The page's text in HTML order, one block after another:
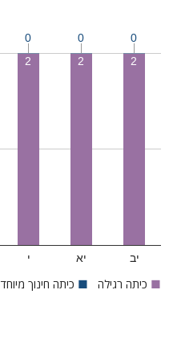
י יא יב
2 2 2
0 0 0
■ כיתה רגילה ■ כיתה חינוך מיוחד